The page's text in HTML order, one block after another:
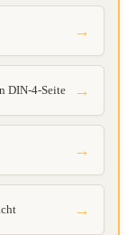
→
DIN-4-Seite →
→
→